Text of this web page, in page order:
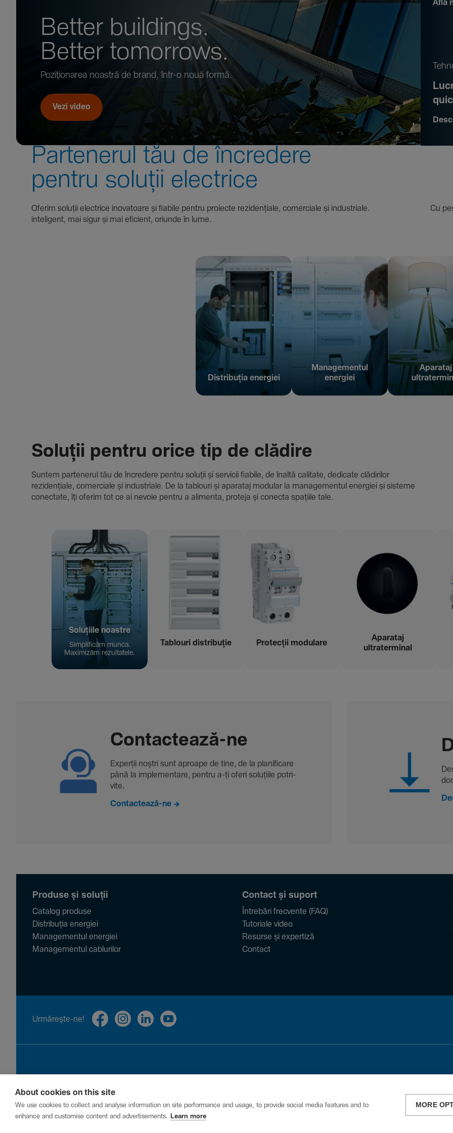
Better buil­dings.
Better tomor­rows.
Pozi­țio­narea noastră de brand, într-o nouă formă.
Vezi video
Află
Parte­nerul tău de încre­dere
pentru soluții electrice
Oferim soluții electrice inova­toare și fiabile pentru proiecte rezi­den­țiale, comer­ciale și indus­triale. Cu peste
inte­li­gent, mai sigur și mai eficient, oriunde în lume.
Distribuția energiei
Managementul
energiei
Aparataj
Soluții pentru orice tip de clădire
Suntem parte­nerul tău de încre­dere pentru soluții și servicii fiabile, de înaltă cali­tate, dedi­cate clădi­rilor
rezi­den­țiale, comer­ciale și indus­triale. De la tablouri și aparataj modular la managementul energiei și sisteme
conec­tate, îți oferim tot ce ai nevoie pentru a alimenta, proteja și conecta spațiile tale.
Solu­țiile noastre
Simpli­ficăm munca.
Maxi­mizăm rezul­ta­tele.
Tablouri distribuție Protecții modu­lare
Aparataj
ultraterminal
Contac­tează-ne
Experții noștri sunt aproape de tine, de la plani­fi­care
până la imple­men­tare, pentru a-ți oferi solu­țiile potri­
vite.
Contactează-ne
Produse și soluții
Catalog produse
Distribuția energiei
Managementul energiei
Managementul cablurilor
Contact și suport
Întrebări frecvente (FAQ)
Tutoriale video
Resurse și expertiză
Contact
Urmă­rește-ne!
Privacy Cookies
About cookies on this site
We use cookies to collect and analyse information on site performance and usage, to provide social media features and to
enhance and customise content and advertisements.
Learn more
MORE